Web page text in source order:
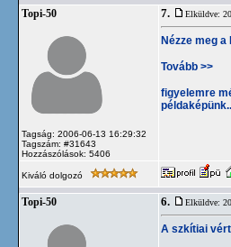
Topi-50
Tagság: 2006-06-13 16:29:32
Tagszám: #31643
Hozzászólások: 5406
7. Elküldve:
Nézze meg
Tovább >>
figyelemre
példaképünk..
Kiváló dolgozó
Topi-50 6. Elküldve:
A szkítiai